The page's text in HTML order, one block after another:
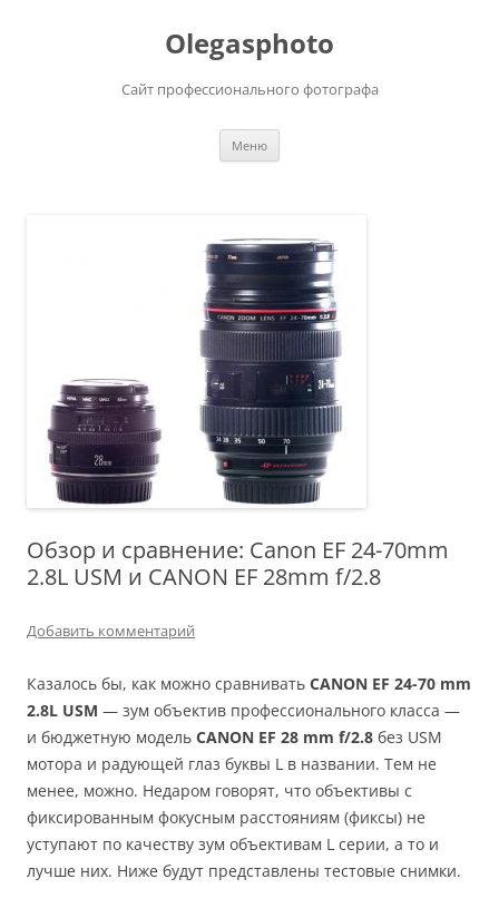
Olegasphoto
Сайт профессионального фотографа
Меню
Обзор и сравнение: Canon EF 24-70mm
2.8L USM и CANON EF 28mm f/2.8
Добавить комментарий
Казалось бы, как можно сравнивать CANON EF 24-70 mm
2.8L USM — зум объектив профессионального класса —
и бюджетную модель CANON EF 28 mm f/2.8 без USM
мотора и радующей глаз буквы L в названии. Тем не
менее, можно. Недаром говорят, что объективы с
фиксированным фокусным расстояниям (фиксы) не
уступают по качеству зум объективам L серии, а то и
лучше них. Ниже будут представлены тестовые снимки.